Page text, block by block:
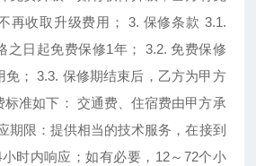
再收取升级费用； 3. 保修条款 3.1.
之日起免费保修1年； 3.2. 免费保修
免； 3.3. 保修期结束后，乙方为甲方
标准如下： 交通费、住宿费由甲方承
期限：提供相当的技术服务，在接到
时内响应；如有必要，12～72个小